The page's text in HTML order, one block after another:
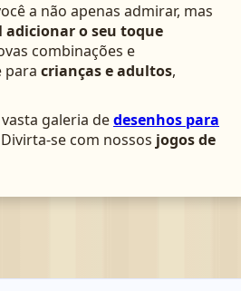
a não apenas admirar, mas
adicionar o seu toque
combinações e
para crianças e adultos,
galeria dedesenhos para
se com nossos jogos de